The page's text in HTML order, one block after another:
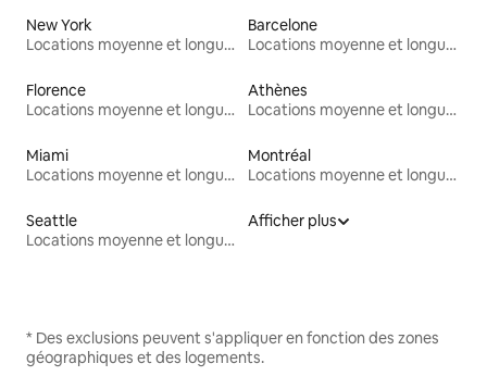
New York
Locations moyenne et longue durée
Barcelone
Locations moyenne et longue durée
Florence
Locations moyenne et longue durée
Athènes
Locations moyenne et longue durée
Miami
Locations moyenne et longue durée
Montréal
Locations moyenne et longue durée
Seattle
Locations moyenne et longue durée
Afficher plus
* Des exclusions peuvent s'appliquer en fonction des zones
géographiques et des logements.